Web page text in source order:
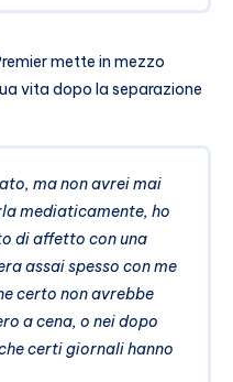
mette in mezzo
vita dopo la separazione
ma non avrei mai
mediaticamente, ho
di affetto con una
assai spesso con me
certo non avrebbe
a cena, o nei dopo
certi giornali hanno